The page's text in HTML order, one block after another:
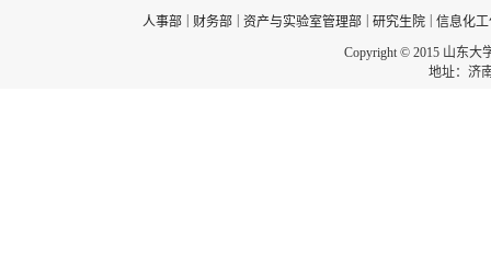
人事部 财务部 资产与实验室管理部 研究生院
信息化
Copyright © 2015 山东大
地址：济